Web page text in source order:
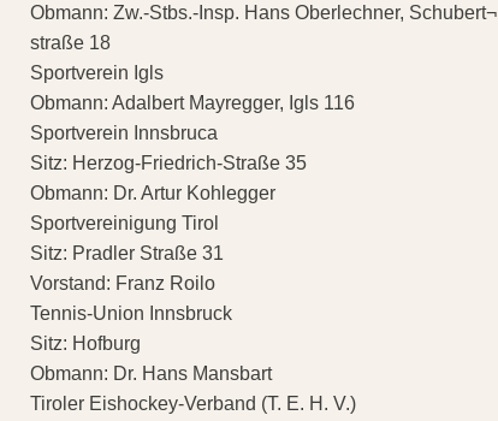
Obmann: Zw.-Stbs.-Insp. Hans Oberlechner, Schubert¬
straße 18
Sportverein Igls
Obmann: Adalbert Mayregger, Igls 116
Sportverein Innsbruca
Sitz: Herzog-Friedrich-Straße 35
Obmann: Dr. Artur Kohlegger
Sportvereinigung Tirol
Sitz: Pradler Straße 31
Vorstand: Franz Roilo
Tennis-Union Innsbruck
Sitz: Hofburg
Obmann: Dr. Hans Mansbart
Tiroler Eishockey-Verband (T. E. H. V.)